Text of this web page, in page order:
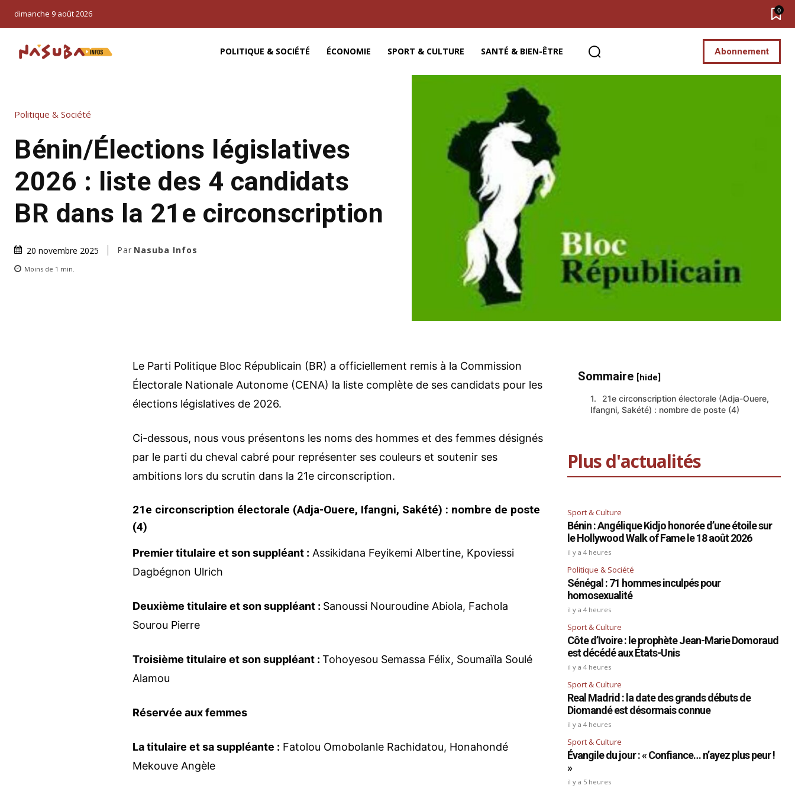
dimanche 9 août 2026 0
POLITIQUE & SOCIÉTÉ ÉCONOMIE SPORT & CULTURE SANTÉ & BIEN-ÊTRE Abonnement
Politique & Société
Bénin/Élections législatives
2026 : liste des 4 candidats
BR dans la 21e circonscription
20 novembre 2025 Par Nasuba Infos
Moins de 1 min.
Le Parti Politique Bloc Républicain (BR) a officiellement remis à la Commission
Électorale Nationale Autonome (CENA) la liste complète de ses candidats pour les
élections législatives de 2026.
Ci-dessous, nous vous présentons les noms des hommes et des femmes désignés
par le parti du cheval cabré pour représenter ses couleurs et soutenir ses
ambitions lors du scrutin dans la 21e circonscription.
21e circonscription électorale (Adja-Ouere, Ifangni, Sakété) : nombre de poste
(4)
Premier titulaire et son suppléant : Assikidana Feyikemi Albertine, Kpoviessi
Dagbégnon Ulrich
Deuxième titulaire et son suppléant : Sanoussi Nouroudine Abiola, Fachola
Sourou Pierre
Troisième titulaire et son suppléant :Tohoyesou Semassa Félix, Soumaïla Soulé
Alamou
Réservée aux femmes
La titulaire et sa suppléante : Fatolou Omobolanle Rachidatou, Honahondé
Mekouve Angèle
Sommaire [hide]
21e circonscription électorale (Adja-Ouere,
Ifangni, Sakété) : nombre de poste (4)
Plus d'actualités
Sport & Culture
Bénin : Angélique Kidjo honorée d’une étoile sur
le Hollywood Walk of Fame le 18 août 2026
il y a 4 heures
Politique & Société
Sénégal : 71 hommes inculpés pour
homosexualité
il y a 4 heures
Sport & Culture
Côte d’Ivoire : le prophète Jean-Marie Domoraud
est décédé aux États-Unis
il y a 4 heures
Sport & Culture
Real Madrid : la date des grands débuts de
Diomandé est désormais connue
il y a 4 heures
Sport & Culture
Évangile du jour : « Confiance… n’ayez plus peur !
»
il y a 5 heures